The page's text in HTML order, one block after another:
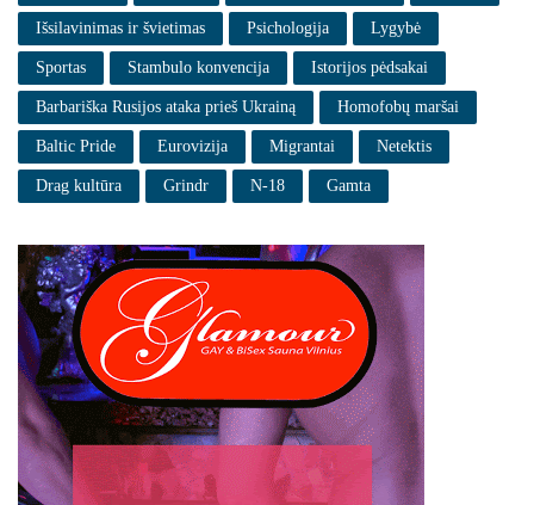
Išsilavinimas ir švietimas Psichologija Lygybė
Sportas Stambulo konvencija Istorijos pėdsakai
Barbariška Rusijos ataka prieš Ukrainą Homofobų maršai
Baltic Pride Eurovizija Migrantai Netektis
Drag kultūra Grindr N-18 Gamta